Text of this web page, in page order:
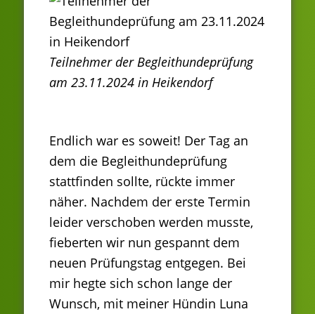
Teilnehmer der Begleithundeprüfung
am 23.11.2024 in Heikendorf
Endlich war es soweit! Der Tag an
dem die Begleithundeprüfung
stattfinden sollte, rückte immer
näher. Nachdem der erste Termin
leider verschoben werden musste,
fieberten wir nun gespannt dem
neuen Prüfungstag entgegen. Bei
mir hegte sich schon lange der
Wunsch, mit meiner Hündin Luna